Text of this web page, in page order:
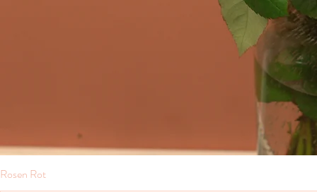
Rosen Rot